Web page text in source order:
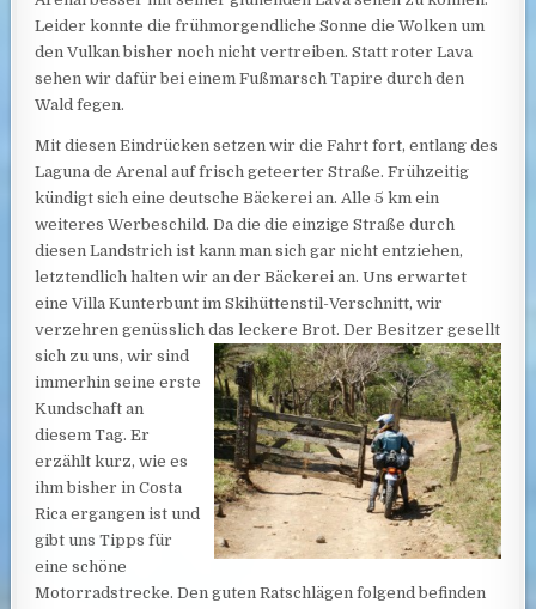
Leider konnte die frühmorgendliche Sonne die Wolken um
den Vulkan bisher noch nicht vertreiben. Statt roter Lava
sehen wir dafür bei einem Fußmarsch Tapire durch den
Wald fegen.
Mit diesen Eindrücken setzen wir die Fahrt fort, entlang des
Laguna de Arenal auf frisch geteerter Straße. Frühzeitig
kündigt sich eine deutsche Bäckerei an. Alle 5 km ein
weiteres Werbeschild. Da die die einzige Straße durch
diesen Landstrich ist kann man sich gar nicht entziehen,
letztendlich halten wir an der Bäckerei an. Uns erwartet
eine Villa Kunterbunt im Skihüttenstil-Verschnitt, wir
verzehren genüsslich das leckere Brot. Der Besitzer gesellt
sich zu uns, wir sind
immerhin seine erste
Kundschaft an
diesem Tag. Er
erzählt kurz, wie es
ihm bisher in Costa
Rica ergangen ist und
gibt uns Tipps für
eine schöne
Motorradstrecke. Den guten Ratschlägen folgend befinden